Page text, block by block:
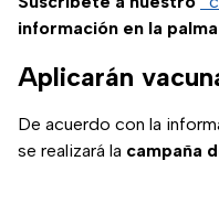
información en la
Aplicarán
De acuerdo con la
se realizará la campaña